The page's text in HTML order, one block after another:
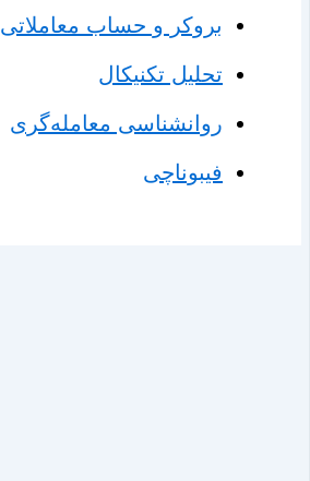
بروکر و حساب معاملاتی
تحلیل تکنیکال
روانشناسی معامله‌گری
فیبوناچی